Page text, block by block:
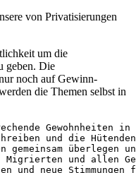
von Privatisierungen
um die
geben. Die
noch auf Gewinn-
die Themen selbst in
Gewohnheiten
und die
gemeinsam überlegen
Migrierten und allen
und neue Stimmungen